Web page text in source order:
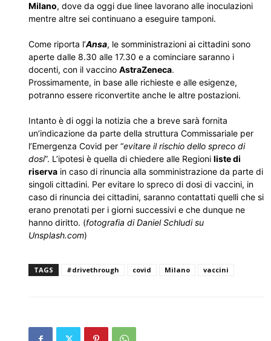
Milano, dove da oggi due linee lavorano alle inoculazioni
mentre altre sei continuano a eseguire tamponi.
Come riporta l’Ansa, le somministrazioni ai cittadini sono
aperte dalle 8.30 alle 17.30 e a cominciare saranno i
docenti, con il vaccino AstraZeneca.
Prossimamente, in base alle richieste e alle esigenze,
potranno essere riconvertite anche le altre postazioni.
Intanto è di oggi la notizia che a breve sarà fornita
un’indicazione da parte della struttura Commissariale per
l’Emergenza Covid per “evitare il rischio dello spreco di
dosi”. L’ipotesi è quella di chiedere alle Regioni liste di
riserva in caso di rinuncia alla somministrazione da parte di
singoli cittadini. Per evitare lo spreco di dosi di vaccini, in
caso di rinuncia dei cittadini, saranno contattati quelli che si
erano prenotati per i giorni successivi e che dunque ne
hanno diritto. (fotografia di Daniel Schludi su
Unsplash.com)
TAGS #drivethrough covid Milano vaccini